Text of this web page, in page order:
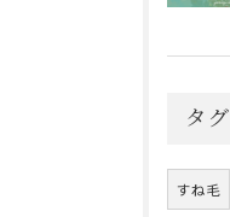
タグ
すね毛